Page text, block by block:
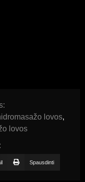
lovos,
lovos
Spausdinti